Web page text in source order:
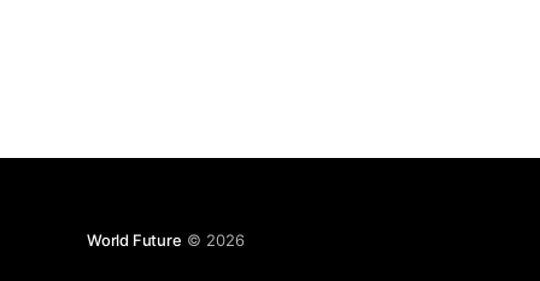
World Future © 2026